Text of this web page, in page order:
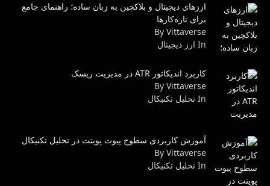
ارزهای دیجیتال و بلاکچین به زبان ساده؛ راهنمای جامع
برای تازه‌کارها
By Vittaverse
In ارز دیجیتال
کاربرد اندیکاتور ATR در مدیریت ریسک
By Vittaverse
In تحليل تكنيكال
آموزش کاربردی سطوح پیوت پوینت در تحلیل تکنیکال
By Vittaverse
In تحليل تكنيكال